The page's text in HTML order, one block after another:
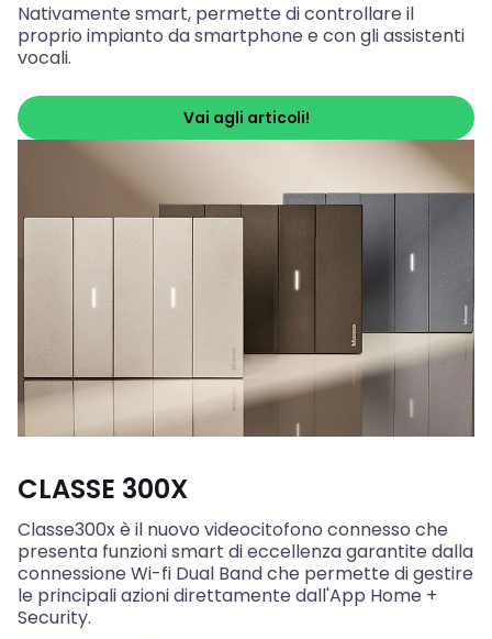
Nativamente smart, permette di controllare il
proprio impianto da smartphone e con gli assistenti
vocali.
Vai agli articoli!
CLASSE 300X
Classe300x è il nuovo videocitofono connesso che
presenta funzioni smart di eccellenza garantite dalla
connessione Wi-fi Dual Band che permette di gestire
le principali azioni direttamente dall'App Home +
Security.